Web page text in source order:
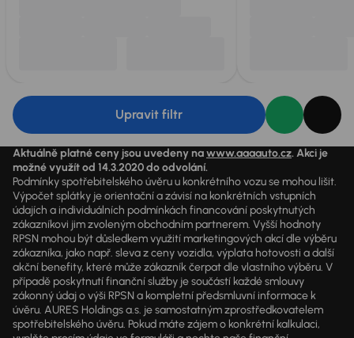
Upravit filtr
Aktuálně platné ceny jsou uvedeny nawww.aaaauto.cz. Akci je
možné využít od 14.3.2020 do odvolání.
Podmínky spotřebitelského úvěru u konkrétního vozu se mohou lišit.
Výpočet splátky je orientační a závisí na konkrétních vstupních
údajích a individuálních podmínkách financování poskytnutých
zákazníkovi jim zvoleným obchodním partnerem. Vyšší hodnoty
RPSN mohou být důsledkem využití marketingových akcí dle výběru
zákazníka, jako např. sleva z ceny vozidla, výplata hotovosti a další
akční benefity, které může zákazník čerpat dle vlastního výběru. V
případě poskytnutí finanční služby je součástí každé smlouvy
zákonný údaj o výši RPSN a kompletní předsmluvní informace k
úvěru. AURES Holdings a.s. je samostatným zprostředkovatelem
spotřebitelského úvěru. Pokud máte zájem o konkrétní kalkulaci,